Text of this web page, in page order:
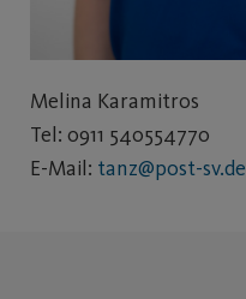
Melina Karamitros
Tel: 0911 540554770
E-Mail: tanz@post-sv.de